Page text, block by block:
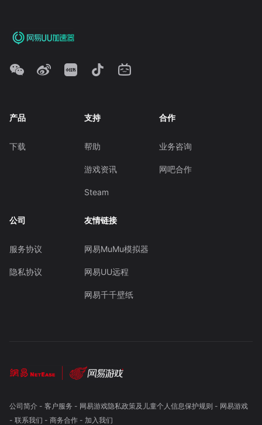
产品
下载
支持
帮助
游戏资讯
Steam
合作
业务咨询
网吧合作
公司
服务协议
隐私协议
友情链接
网易MuMu模拟器
网易UU远程
网易千千壁纸
公司简介- 客户服务 - 网易游戏隐私政策及儿童个人信息保护规则 - 网易游戏
- 联系我们 - 商务合作- 加入我们